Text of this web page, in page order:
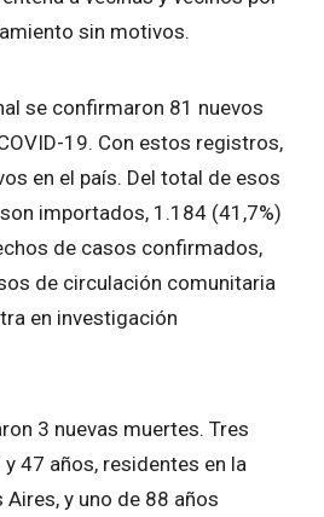
sin motivos.
se confirmaron 81 nuevos
19. Con estos registros,
en el país. Del total de esos
importados, 1.184 (41,7%)
de casos confirmados,
de circulación comunitaria
en investigación
3 nuevas muertes. Tres
47 años, residentes en la
Aires, y uno de 88 años